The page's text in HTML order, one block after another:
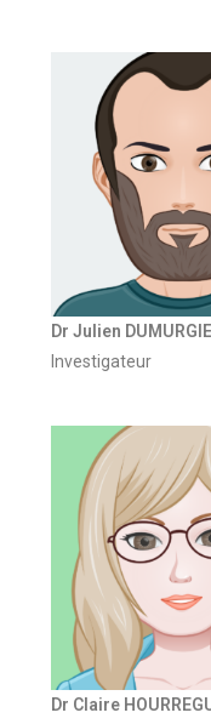
Dr Julien
Investigateur
Dr Claire